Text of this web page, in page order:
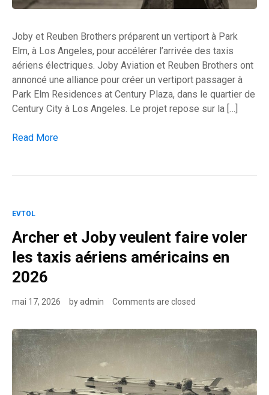
Joby et Reuben Brothers préparent un vertiport à Park
Elm, à Los Angeles, pour accélérer l’arrivée des taxis
aériens électriques. Joby Aviation et Reuben Brothers ont
annoncé une alliance pour créer un vertiport passager à
Park Elm Residences at Century Plaza, dans le quartier de
Century City à Los Angeles. Le projet repose sur la […]
Joby installe son taxi aérien au cœur du Los Angeles de
Read More
EVTOL
Archer et Joby veulent faire voler
les taxis aériens américains en
2026
mai 17, 2026 byadmin Comments are closed